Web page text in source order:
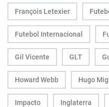
François Letexier
Futebol Internacional
Gil Vicente GLT
Howard Webb Hugo
Impacto Inglaterra